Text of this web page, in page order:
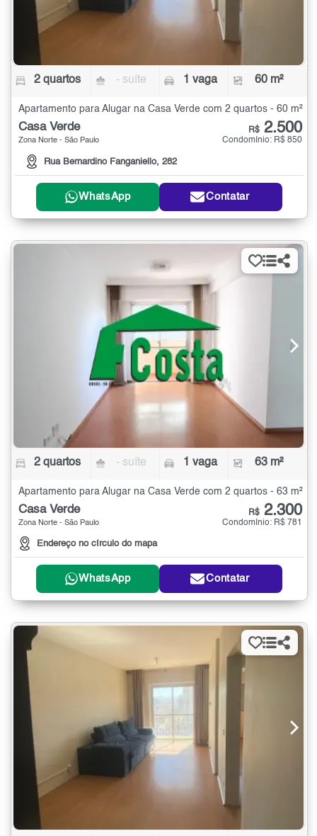
2 quartos - suíte 1 vaga 60 m²
Apartamento para Alugar na Casa Verde com 2 quartos - 60 m²
Casa Verde
Zona Norte - São Paulo
Rua Bernardino Fanganiello, 282
R$ 2.500
Condomínio: R$ 850
WhatsApp Contatar
2 quartos - suíte 1 vaga 63 m²
Apartamento para Alugar na Casa Verde com 2 quartos - 63 m²
Casa Verde
Zona Norte - São Paulo
Endereço no círculo do mapa
R$ 2.300
Condomínio: R$ 781
WhatsApp Contatar